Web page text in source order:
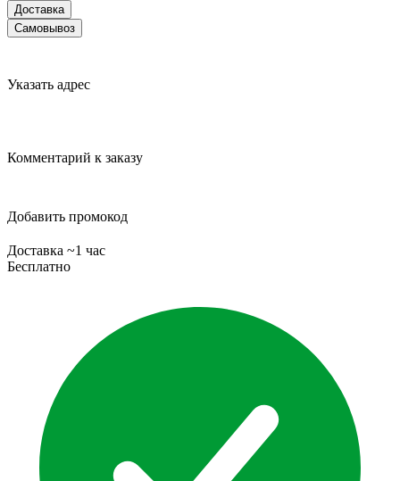
Доставка
Самовывоз
Указать адрес
Комментарий к заказу
Добавить промокод
Доставка ~1 час
Бесплатно